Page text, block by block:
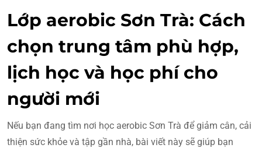
Lớp aerobic Sơn Trà: Cách
chọn trung tâm phù hợp,
lịch học và học phí cho
người mới
Nếu bạn đang tìm nơi học aerobic Sơn Trà để giảm cân, cải
thiện sức khỏe và tập gần nhà, bài viết này sẽ giúp bạn